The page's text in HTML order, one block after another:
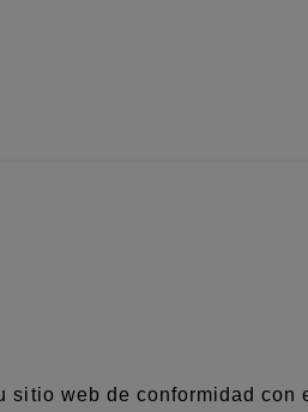
sitio web de conformidad con